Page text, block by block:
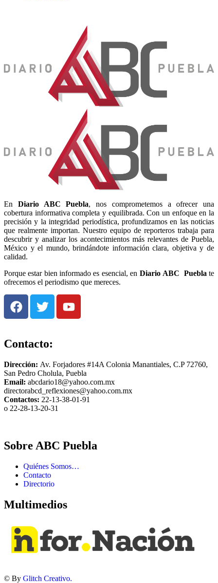
En Diario ABC Puebla, nos comprometemos a ofrecer una
cobertura informativa completa y equilibrada. Con un enfoque en la
precisión y la integridad periodística, profundizamos en las noticias
que realmente importan. Nuestro equipo de reporteros trabaja para
descubrir y analizar los acontecimientos más relevantes de Puebla,
México y el mundo, brindándote información clara, objetiva y de
calidad.
Porque estar bien informado es esencial, en Diario ABC Puebla te
ofrecemos el periodismo que mereces.
Contacto:
Dirección: Av. Forjadores #14A Colonia Manantiales, C.P 72760,
San Pedro Cholula, Puebla
Email: abcdario18@yahoo.com.mx
directorabcd_reflexiones@yahoo.com.mx
Contactos: 22-13-38-01-91
o 22-28-13-20-31
Sobre ABC Puebla
Quiénes Somos…
Contacto
Directorio
Multimedios
© By Glitch Creativo.